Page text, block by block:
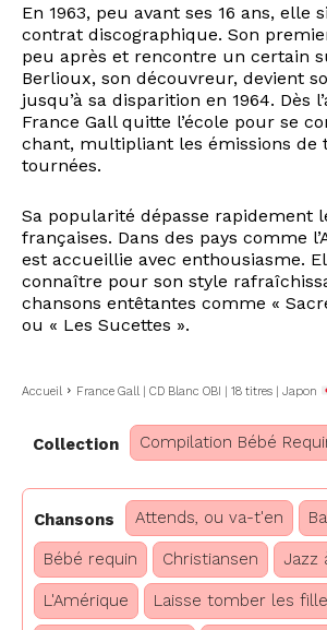
En 1963, peu avant ses 16 ans, elle
contrat discographique. Son
peu après et rencontre un certain
Berlioux, son découvreur, devient
jusqu’à sa disparition en 1964. Dès
France Gall quitte l’école pour se
chant, multipliant les émissions de
tournées.
Sa popularité dépasse rapidement
françaises. Dans des pays comme
est accueillie avec enthousiasme.
connaître pour son style
chansons entêtantes comme «
ou « Les Sucettes ».
Accueil France Gall | CD Blanc OBI | 18 titres | Japon
Collection Compilation Bébé
Chansons Attends, ou va-t'en
Bébé requin Christiansen Jazz
L'Amérique Laisse tomber les